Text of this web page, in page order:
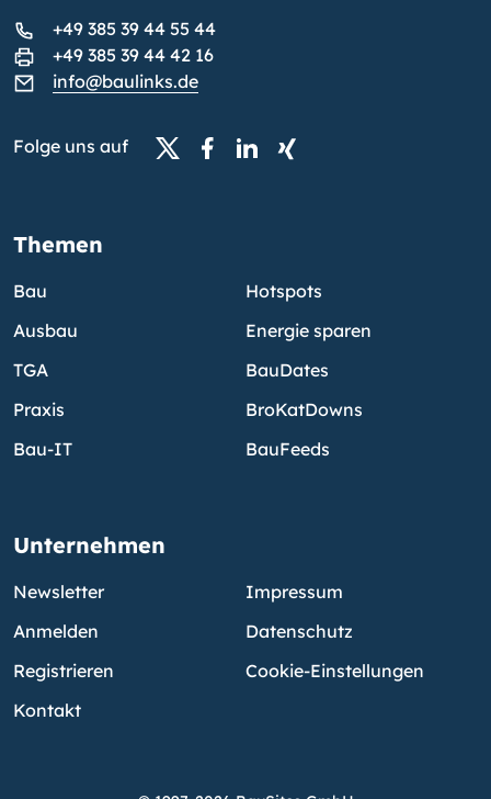
+49 385 39 44 55 44
+49 385 39 44 42 16
info@baulinks.de
Folge uns auf
Themen
Bau
Ausbau
TGA
Praxis
Bau-IT
Hotspots
Energie sparen
BauDates
BroKatDowns
BauFeeds
Unternehmen
Newsletter
Anmelden
Registrieren
Kontakt
Impressum
Datenschutz
Cookie-Einstellungen